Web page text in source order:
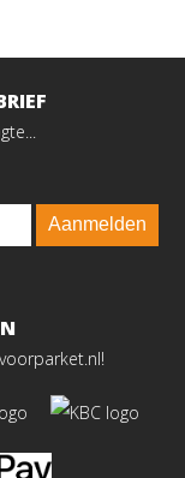
Aanmelden